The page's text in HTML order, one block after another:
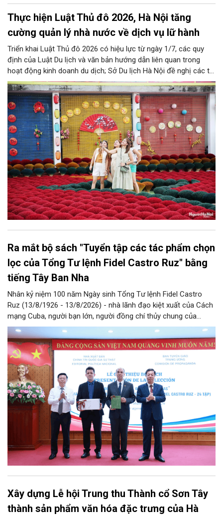
Thực hiện Luật Thủ đô 2026, Hà Nội tăng
cường quản lý nhà nước về dịch vụ lữ hành
Triển khai Luật Thủ đô 2026 có hiệu lực từ ngày 1/7, các quy
định của Luật Du lịch và văn bản hướng dẫn liên quan trong
hoạt động kinh doanh du dịch; Sở Du lịch Hà Nội đề nghị các tổ
chức, đơn vị, doanh nghiệp kinh doanh dịch vụ lữ hành trên địa
bàn thành phố thực hiện một số nội dung quan trọng. Qua đó
góp phần thực hiện thắng lợi các mục tiêu phát triển du lịch Hà
Nội năm 2026 và giai đoạn tiếp theo.
Ra mắt bộ sách "Tuyển tập các tác phẩm chọn
lọc của Tổng Tư lệnh Fidel Castro Ruz" bằng
tiếng Tây Ban Nha
Nhân kỷ niệm 100 năm Ngày sinh Tổng Tư lệnh Fidel Castro
Ruz (13/8/1926 - 13/8/2026) - nhà lãnh đạo kiệt xuất của Cách
mạng Cuba, người bạn lớn, người đồng chí thủy chung của
Đảng, Nhà nước và nhân dân Việt Nam, chiều 5/8, tại Hà Nội,
Nhà xuất bản Chính trị quốc gia Sự thật phối hợp với Ban Tuyên
giáo Trung ương tổ chức Lễ giới thiệu bộ sách “Tuyển tập các
tác phẩm chọn lọc của Tổng Tư lệnh Fidel Castro Ruz” gồm 24
tập bằng tiếng Tây Ban Nha.
Xây dựng Lễ hội Trung thu Thành cổ Sơn Tây
thành sản phẩm văn hóa đặc trưng của Hà